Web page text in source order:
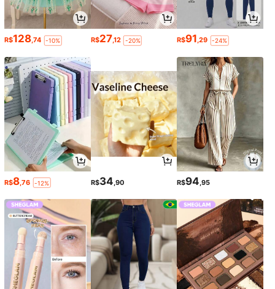
R$128,74 -10% R$27,12 -20% R$91,29 -24%
R$8 ,76 -12% R$34 ,90 R$94 ,95